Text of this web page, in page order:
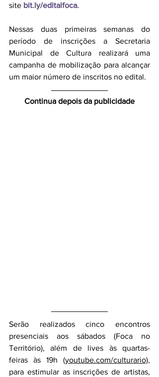
site bit.ly/editalfoca.
Nessas duas primeiras semanas do
período de inscrições a Secretaria
Municipal de Cultura realizará uma
campanha de mobilização para alcançar
um maior número de inscritos no edital.
Continua depois da publicidade
Serão realizados cinco encontros
presenciais aos sábados (Foca no
Território), além de lives às quartas-
feiras às 19h (youtube.com/culturario),
para estimular as inscrições de artistas,